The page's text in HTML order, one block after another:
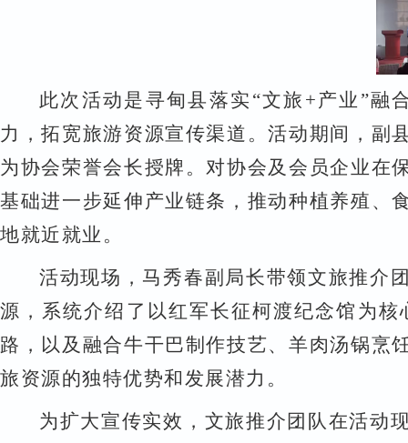
此次活动是寻甸县落实 “文旅 +产业 ”融
力，拓宽旅游资源宣传渠道。活动期间， 副
为协会荣誉会长授牌。对协会及会员企业在
基础进一步延伸产业链条，推动种植养殖、
地就近就业 。
活动现场，马秀春副局长带领文旅推介
源，系统介绍了以红军长征柯渡纪念馆为
路，以及融合牛干巴制作技艺、羊肉汤锅烹
旅资源的独特优势和发展潜力。
为扩大宣传实效，文旅推介团队在活动